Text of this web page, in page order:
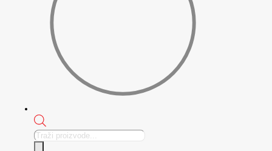
Products